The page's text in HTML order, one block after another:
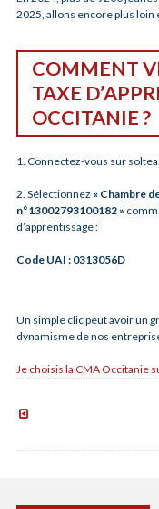
2025, allons encore plus loin
COMMENT
TAXE
OCCITANIE ?
1. Connectez-vous sur
2. Sélectionnez « Chambre
n°13002793100182 »
d’apprentissage :
Code UAI : 0313056D
Un simple clic peut avoir un
dynamisme de nos
Je choisis la CMA Occitanie